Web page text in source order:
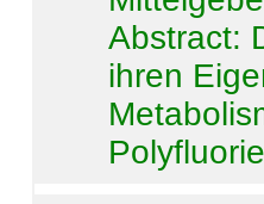
Abstract:
ihren